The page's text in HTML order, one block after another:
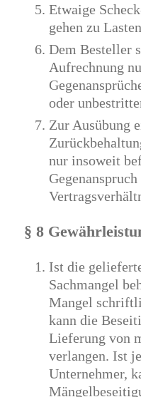
Etwaige
gehen zu
Dem Besteller
Aufrechnung
oder
Zur Ausübung
nur insoweit
§ 8
Ist die
Sachmangel
Mangel
kann die
Lieferung von
verlangen. Ist
Unternehmer,